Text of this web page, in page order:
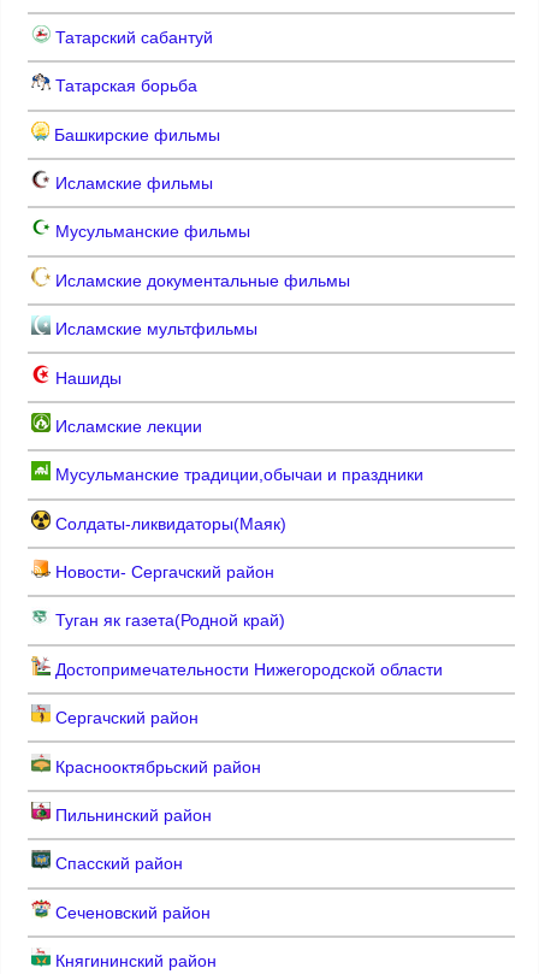
Татарский сабантуй
Татарская борьба
Башкирские фильмы
Исламские фильмы
Мусульманские фильмы
Исламские документальные фильмы
Исламские мультфильмы
Нашиды
Исламские лекции
Мусульманские традиции,обычаи и праздники
Солдаты-ликвидаторы(Маяк)
Новости- Сергачский район
Туган як газета(Родной край)
Достопримечательности Нижегородской области
Сергачский район
Краснооктябрьский район
Пильнинский район
Спасский район
Сеченовский район
Княгининский район